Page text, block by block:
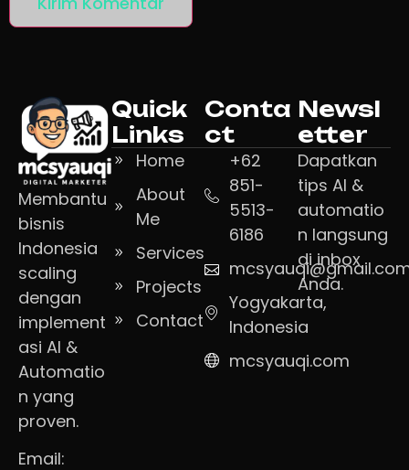
Membantu
bisnis
Indonesia
scaling
dengan
implement
asi AI &
Automatio
n yang
proven.
Email:
Quick
Links
Home
About
Me
Services
Projects
Contact
Conta
ct
+62
851-
5513-
6186
Yogyakarta,
Indonesia
mcsyauqi.com
Newsl
etter
Dapatkan
tips AI &
automatio
n langsung
di inbox
Anda.